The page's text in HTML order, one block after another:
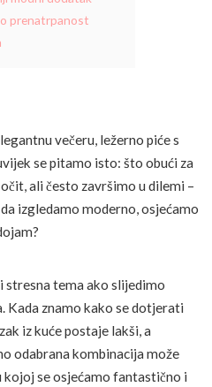
prenatrpanost
večeru, ležerno piće s
se pitamo isto: što obući za
ali često završimo u dilemi –
izgledamo moderno, osjećamo
stresna tema ako slijedimo
Kada znamo kako se dotjerati
iz kuće postaje lakši, a
odabrana kombinacija može
se osjećamo fantastično i